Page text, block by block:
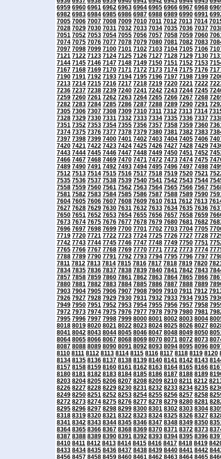
6959 6960 6961 6962 6963 6964 6965 6966 6967 6968
6982 6983 6984 6985 6986 6987 6988 6989 6990 6991
7005 7006 7007 7008 7009 7010 7011 7012 7013 7014
7028 7029 7030 7031 7032 7033 7034 7035 7036 7037
7051 7052 7053 7054 7055 7056 7057 7058 7059 7060
7074 7075 7076 7077 7078 7079 7080 7081 7082 7083
7097 7098 7099 7100 7101 7102 7103 7104 7105 7106
7121 7122 7123 7124 7125 7126 7127 7128 7129 7130
7144 7145 7146 7147 7148 7149 7150 7151 7152 7153
7167 7168 7169 7170 7171 7172 7173 7174 7175 7176
7190 7191 7192 7193 7194 7195 7196 7197 7198 7199
7213 7214 7215 7216 7217 7218 7219 7220 7221 7222
7236 7237 7238 7239 7240 7241 7242 7243 7244 7245
7259 7260 7261 7262 7263 7264 7265 7266 7267 7268
7282 7283 7284 7285 7286 7287 7288 7289 7290 7291
7305 7306 7307 7308 7309 7310 7311 7312 7313 7314
7328 7329 7330 7331 7332 7333 7334 7335 7336 7337
7351 7352 7353 7354 7355 7356 7357 7358 7359 7360
7374 7375 7376 7377 7378 7379 7380 7381 7382 7383
7397 7398 7399 7400 7401 7402 7403 7404 7405 7406
7420 7421 7422 7423 7424 7425 7426 7427 7428 7429
7443 7444 7445 7446 7447 7448 7449 7450 7451 7452
7466 7467 7468 7469 7470 7471 7472 7473 7474 7475
7489 7490 7491 7492 7493 7494 7495 7496 7497 7498
7512 7513 7514 7515 7516 7517 7518 7519 7520 7521
7535 7536 7537 7538 7539 7540 7541 7542 7543 7544
7558 7559 7560 7561 7562 7563 7564 7565 7566 7567
7581 7582 7583 7584 7585 7586 7587 7588 7589 7590
7604 7605 7606 7607 7608 7609 7610 7611 7612 7613
7627 7628 7629 7630 7631 7632 7633 7634 7635 7636
7650 7651 7652 7653 7654 7655 7656 7657 7658 7659
7673 7674 7675 7676 7677 7678 7679 7680 7681 7682
7696 7697 7698 7699 7700 7701 7702 7703 7704 7705
7719 7720 7721 7722 7723 7724 7725 7726 7727 7728
7742 7743 7744 7745 7746 7747 7748 7749 7750 7751
7765 7766 7767 7768 7769 7770 7771 7772 7773 7774
7788 7789 7790 7791 7792 7793 7794 7795 7796 7797
7811 7812 7813 7814 7815 7816 7817 7818 7819 7820
7834 7835 7836 7837 7838 7839 7840 7841 7842 7843
7857 7858 7859 7860 7861 7862 7863 7864 7865 7866
7880 7881 7882 7883 7884 7885 7886 7887 7888 7889
7903 7904 7905 7906 7907 7908 7909 7910 7911 7912
7926 7927 7928 7929 7930 7931 7932 7933 7934 7935
7949 7950 7951 7952 7953 7954 7955 7956 7957 7958
7972 7973 7974 7975 7976 7977 7978 7979 7980 7981
7995 7996 7997 7998 7999 8000 8001 8002 8003 8004
8018 8019 8020 8021 8022 8023 8024 8025 8026 8027
8041 8042 8043 8044 8045 8046 8047 8048 8049 8050
8064 8065 8066 8067 8068 8069 8070 8071 8072 8073
8087 8088 8089 8090 8091 8092 8093 8094 8095 8096
8110 8111 8112 8113 8114 8115 8116 8117 8118 8119 8120
8134 8135 8136 8137 8138 8139 8140 8141 8142 8143
8157 8158 8159 8160 8161 8162 8163 8164 8165 8166
8180 8181 8182 8183 8184 8185 8186 8187 8188 8189
8203 8204 8205 8206 8207 8208 8209 8210 8211 8212
8226 8227 8228 8229 8230 8231 8232 8233 8234 8235
8249 8250 8251 8252 8253 8254 8255 8256 8257 8258
8272 8273 8274 8275 8276 8277 8278 8279 8280 8281
8295 8296 8297 8298 8299 8300 8301 8302 8303 8304
8318 8319 8320 8321 8322 8323 8324 8325 8326 8327
8341 8342 8343 8344 8345 8346 8347 8348 8349 8350
8364 8365 8366 8367 8368 8369 8370 8371 8372 8373
8387 8388 8389 8390 8391 8392 8393 8394 8395 8396
8410 8411 8412 8413 8414 8415 8416 8417 8418 8419
8433 8434 8435 8436 8437 8438 8439 8440 8441 8442
8456 8457 8458 8459 8460 8461 8462 8463 8464 8465